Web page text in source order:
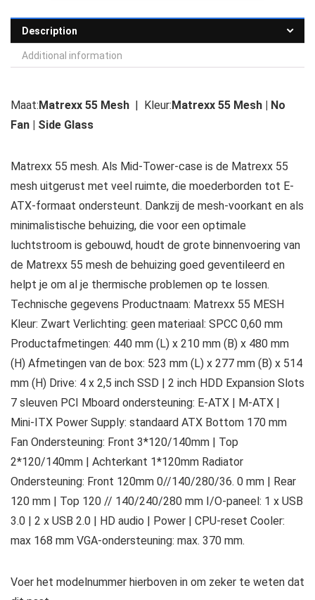
Description
Additional information
Maat:Matrexx 55 Mesh | Kleur:Matrexx 55 Mesh | No
Fan | Side Glass
Matrexx 55 mesh. Als Mid-Tower-case is de Matrexx 55
mesh uitgerust met veel ruimte, die moederborden tot E-
ATX-formaat ondersteunt. Dankzij de mesh-voorkant en als
minimalistische behuizing, die voor een optimale
luchtstroom is gebouwd, houdt de grote binnenvoering van
de Matrexx 55 mesh de behuizing goed geventileerd en
helpt je om al je thermische problemen op te lossen.
Technische gegevens Productnaam: Matrexx 55 MESH
Kleur: Zwart Verlichting: geen materiaal: SPCC 0,60 mm
Productafmetingen: 440 mm (L) x 210 mm (B) x 480 mm
(H) Afmetingen van de box: 523 mm (L) x 277 mm (B) x 514
mm (H) Drive: 4 x 2,5 inch SSD | 2 inch HDD Expansion Slots
7 sleuven PCI Mboard ondersteuning: E-ATX | M-ATX |
Mini-ITX Power Supply: standaard ATX Bottom 170 mm
Fan Ondersteuning: Front 3*120/140mm | Top
2*120/140mm | Achterkant 1*120mm Radiator
Ondersteuning: Front 120mm 0//140/280/36. 0 mm | Rear
120 mm | Top 120 // 140/240/280 mm I/O-paneel: 1 x USB
3.0 | 2 x USB 2.0 | HD audio | Power | CPU-reset Cooler:
max 168 mm VGA-ondersteuning: max. 370 mm.
Voer het modelnummer hierboven in om zeker te weten dat